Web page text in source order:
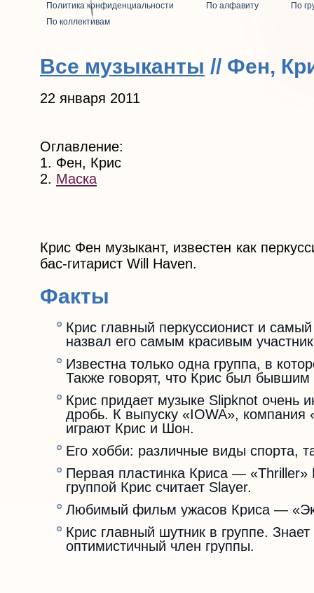
Политика конфиденциальности По алфавиту
По
По коллективам
Все музыканты // Фен,
22 января 2011
Оглавление:
1. Фен, Крис
2. Маска
Крис Фен музыкант, известен как
бас-гитарист Will Haven.
Факты
Крис главный перкуссионист и
назвал его самым красивым
Известна только одна группа, в
Также говорят, что Крис был бывшим
Крис придает музыке Slipknot очень
дробь. К выпуску «IOWA», компания
играют Крис и Шон.
Его хобби: различные виды спорта,
Первая пластинка Криса —
группой Крис считает Slayer.
Любимый фильм ужасов Криса —
Крис главный шутник в группе.
оптимистичный член группы.